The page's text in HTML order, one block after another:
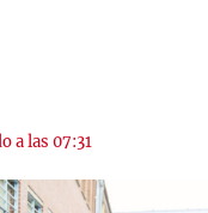
a las 07:31